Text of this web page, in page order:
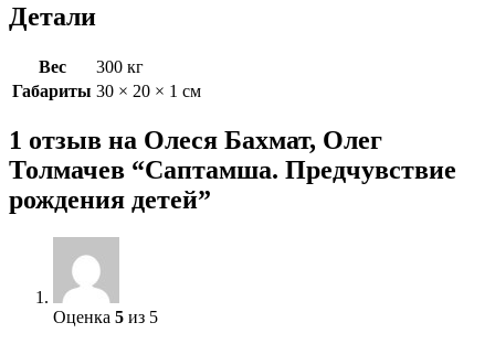
Детали
Вес
300 кг
Габариты 30 × 20 × 1 см
1 отзыв на Олеся Бахмат, Олег
Толмачев “Саптамша. Предчувствие
рождения детей”
Оценка 5 из 5